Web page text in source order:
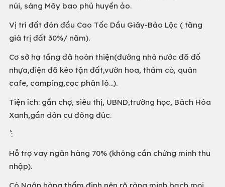
núi, sáng Mây bao phủ huyền ảo.
Vị trí đất đón đầu Cao Tốc Dầu Giây-Bảo Lộc ( tăng
giá trị đất 30%/ năm).
Cơ sở hạ tầng đã hoàn thiện(đường nhà nước đã đổ
nhựa,điện đã kéo tận đất,vườn hoa, thảm cỏ, quán
cafe, camping,cọc phân lô…).
Tiện ích: gần chợ, siêu thị, UBND,trường học, Bách Hóa
Xanh,gần dân cư đông đúc.
́ ́:
Hỗ trợ vay ngân hàng 70% (không cần chứng minh thu
nhập).